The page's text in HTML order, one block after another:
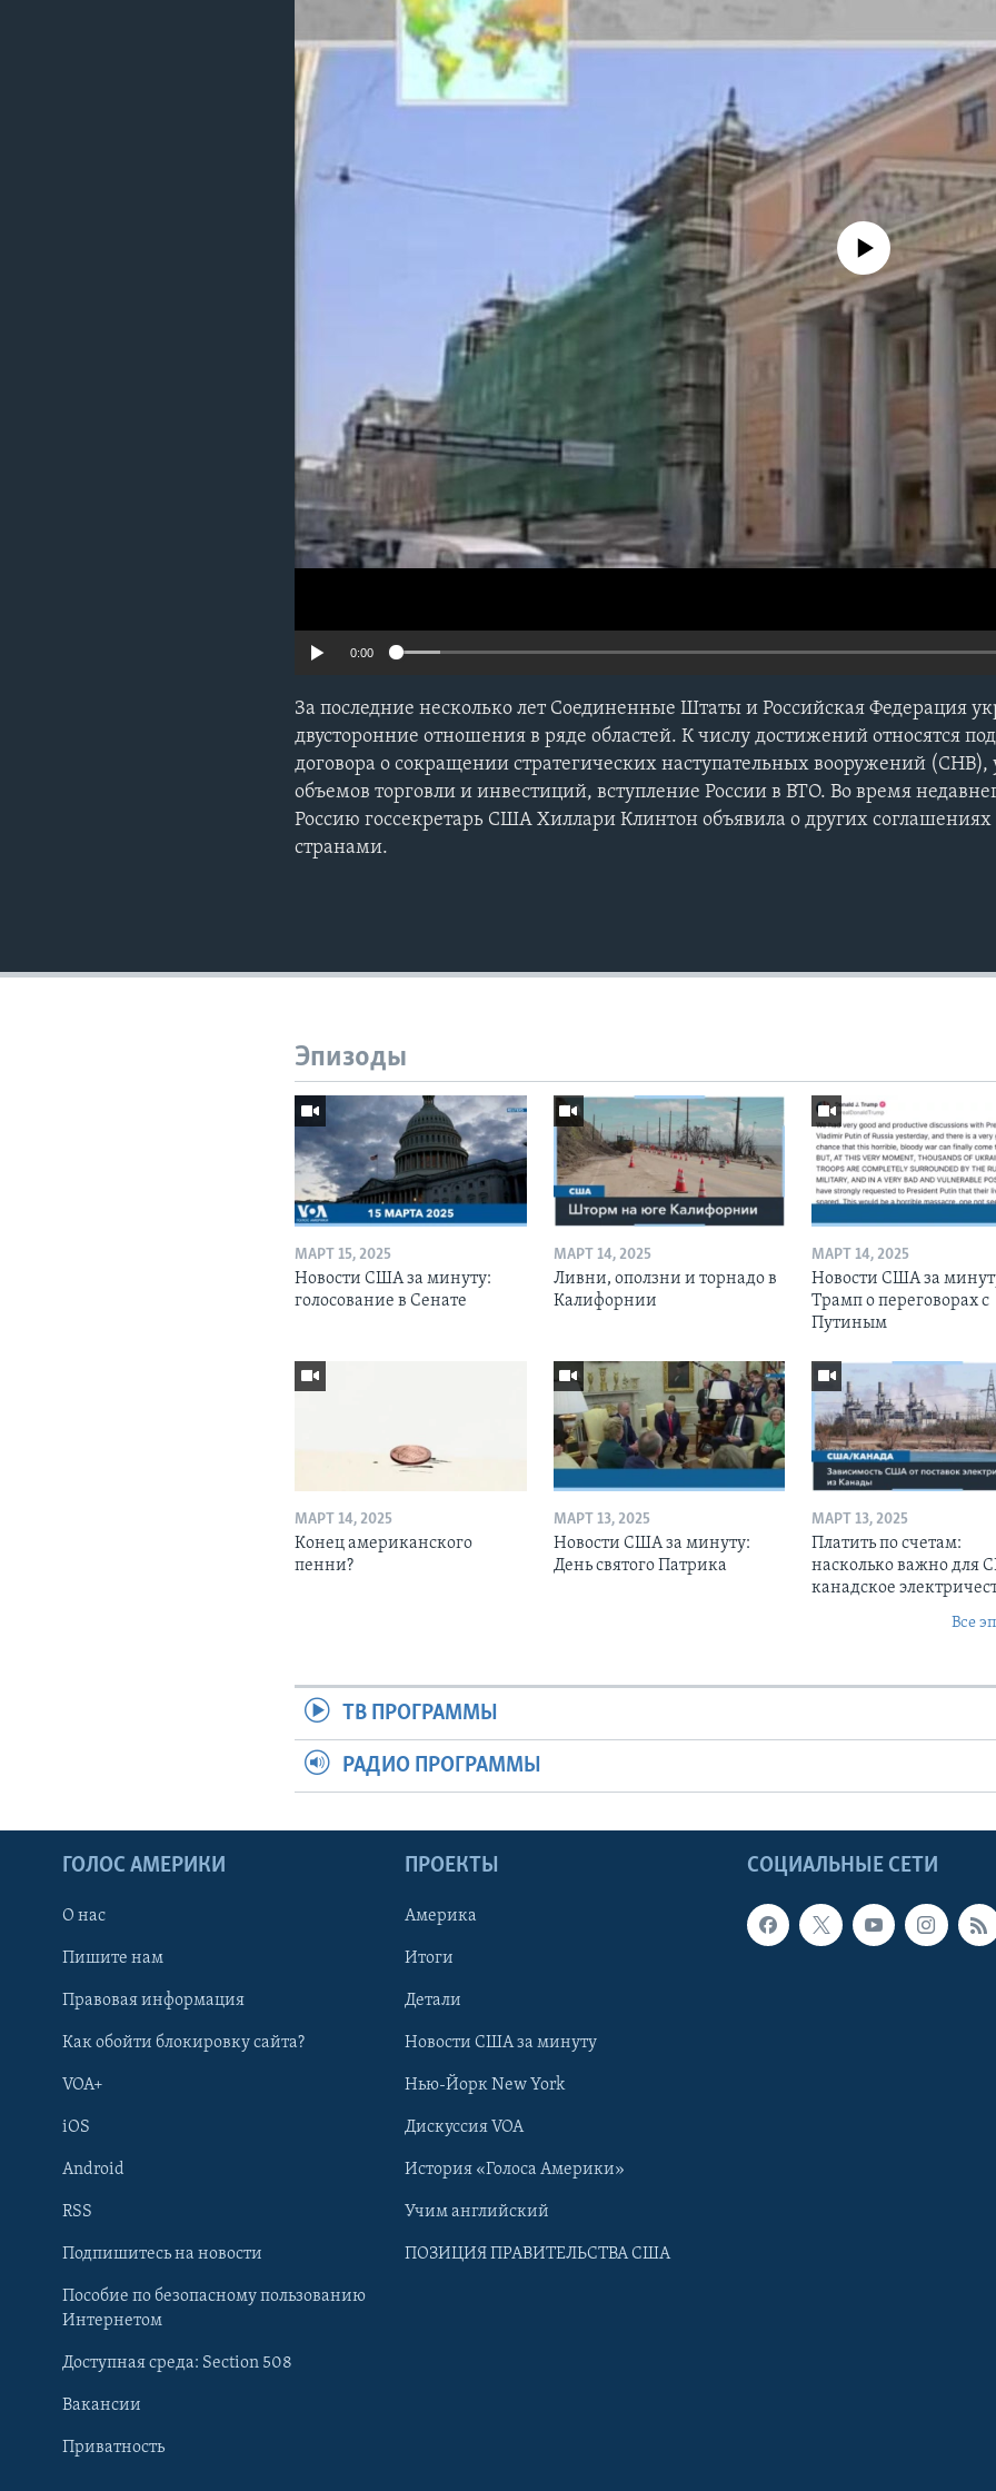
Learning English
Языки
No media source currently
0:00
За последние несколько лет Соединенные Штаты и Российская Федерация
двусторонние отношения в ряде областей. К числу достижений относятся
договора о сокращении стратегических наступательных вооружений (СНВ),
объемов торговли и инвестиций, вступление России в ВТО. Во время
Россию госсекретарь США Хиллари Клинтон объявила о других
странами.
Эпизоды
МАРТ 15, 2025
Новости США за минуту:
голосование в Сенате
МАРТ 14, 2025
Ливни, оползни и торнадо в
Калифорнии
МАРТ 14, 2025
Новости США за
Трамп о переговорах с
Путиным
МАРТ 14, 2025
Конец американского
пенни?
МАРТ 13, 2025
Новости США за минуту:
День святого Патрика
МАРТ 13, 2025
Платить по счетам:
насколько важно для
канадское
Все
ТВ ПРОГРАММЫ
РАДИО ПРОГРАММЫ
СОЦИАЛЬНЫЕ СЕТИ
ГОЛОС АМЕРИКИ
О нас
Пишите нам
Правовая информация
Как обойти блокировку сайта?
VOA+
iOS
Android
RSS
Подпишитесь на новости
Пособие по безопасному пользованию
Интернетом
Доступная среда: Section 508
Вакансии
Приватность
ПРОЕКТЫ
Америка
Итоги
Детали
Новости США за минуту
Нью-Йорк New York
Дискуссия VOA
История «Голоса Америки»
Учим английский
ПОЗИЦИЯ ПРАВИТЕЛЬСТВА США